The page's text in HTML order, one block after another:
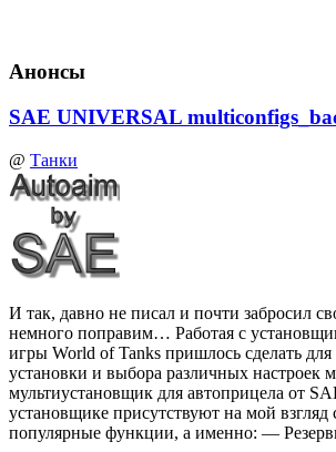
Анонсы
SAE UNIVERSAL
@ Танки
И так, давно не писал и почти забросил
немного поправим… Работая с
игры World of Tanks пришлось сделать для
установки и выбора различных настроек
мультиустановщик для автоприцела от
установщике присутствуют на мой
популярные функции, а именно: —